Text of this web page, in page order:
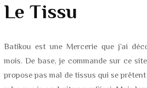
Le Tissu
Batikou est une Mercerie que j’ai
mois. De base, je commande sur ce
propose pas mal de tissus qui se